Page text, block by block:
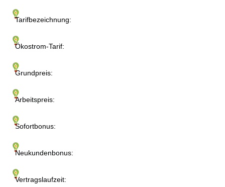
Tarifbezeichnung:
Ökostrom-Tarif:
Grundpreis:
Arbeitspreis:
Sofortbonus:
Neukundenbonus:
Vertragslaufzeit: